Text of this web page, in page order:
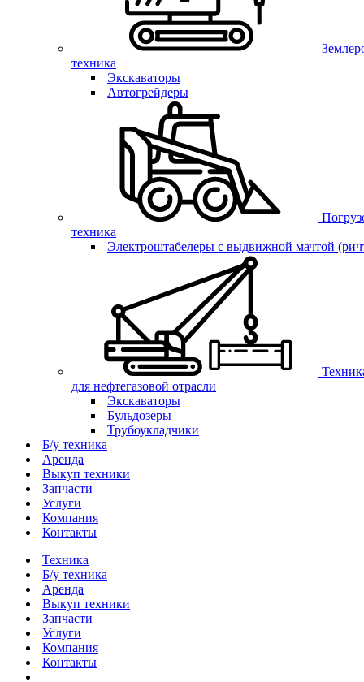
техника
Экскаваторы
Автогрейдеры
техника
Электроштабелеры с выдвижной мачтой
для нефтегазовой отрасли
Экскаваторы
Бульдозеры
Трубоукладчики
Б/у техника
Аренда
Выкуп техники
Запчасти
Услуги
Компания
Контакты
Техника
Б/у техника
Аренда
Выкуп техники
Запчасти
Услуги
Компания
Контакты